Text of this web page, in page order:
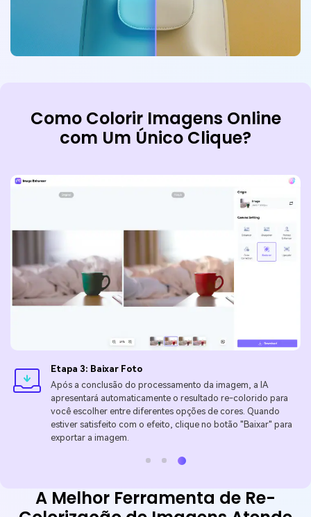
Como Colorir Imagens Online
com Um Único Clique?
Etapa 3: Baixar Foto
Após a conclusão do processamento da imagem, a IA
apresentará automaticamente o resultado re-colorido para
você escolher entre diferentes opções de cores. Quando
estiver satisfeito com o efeito, clique no botão "Baixar" para
exportar a imagem.
A Melhor Ferramenta de Re-